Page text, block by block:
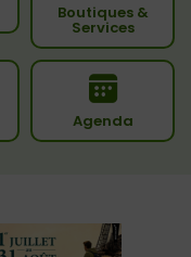
Boutiques &
Services
Agenda